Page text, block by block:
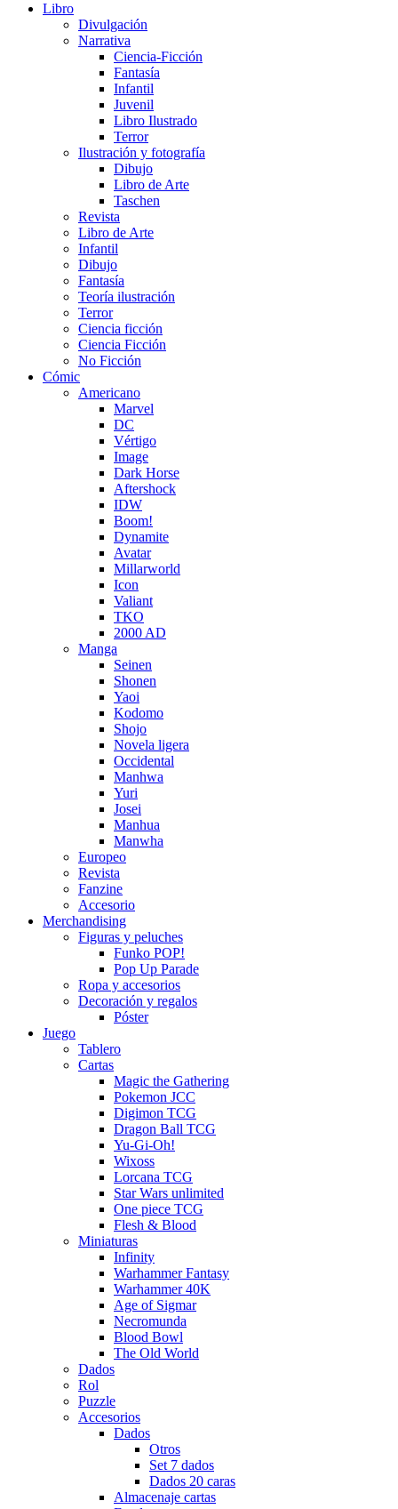
Libro
Divulgación
Narrativa
Ciencia-Ficción
Fantasía
Infantil
Juvenil
Libro Ilustrado
Terror
Ilustración y fotografía
Dibujo
Libro de Arte
Taschen
Revista
Libro de Arte
Infantil
Dibujo
Fantasía
Teoría ilustración
Terror
Ciencia ficción
Ciencia Ficción
No Ficción
Cómic
Americano
Marvel
DC
Vértigo
Image
Dark Horse
Aftershock
IDW
Boom!
Dynamite
Avatar
Millarworld
Icon
Valiant
TKO
2000 AD
Manga
Seinen
Shonen
Yaoi
Kodomo
Shojo
Novela ligera
Occidental
Manhwa
Yuri
Josei
Manhua
Manwha
Europeo
Revista
Fanzine
Accesorio
Merchandising
Figuras y peluches
Funko POP!
Pop Up Parade
Ropa y accesorios
Decoración y regalos
Póster
Juego
Tablero
Cartas
Magic the Gathering
Pokemon JCC
Digimon TCG
Dragon Ball TCG
Yu-Gi-Oh!
Wixoss
Lorcana TCG
Star Wars unlimited
One piece TCG
Flesh & Blood
Miniaturas
Infinity
Warhammer Fantasy
Warhammer 40K
Age of Sigmar
Necromunda
Blood Bowl
The Old World
Dados
Rol
Puzzle
Accesorios
Dados
Otros
Set 7 dados
Dados 20 caras
Almacenaje cartas